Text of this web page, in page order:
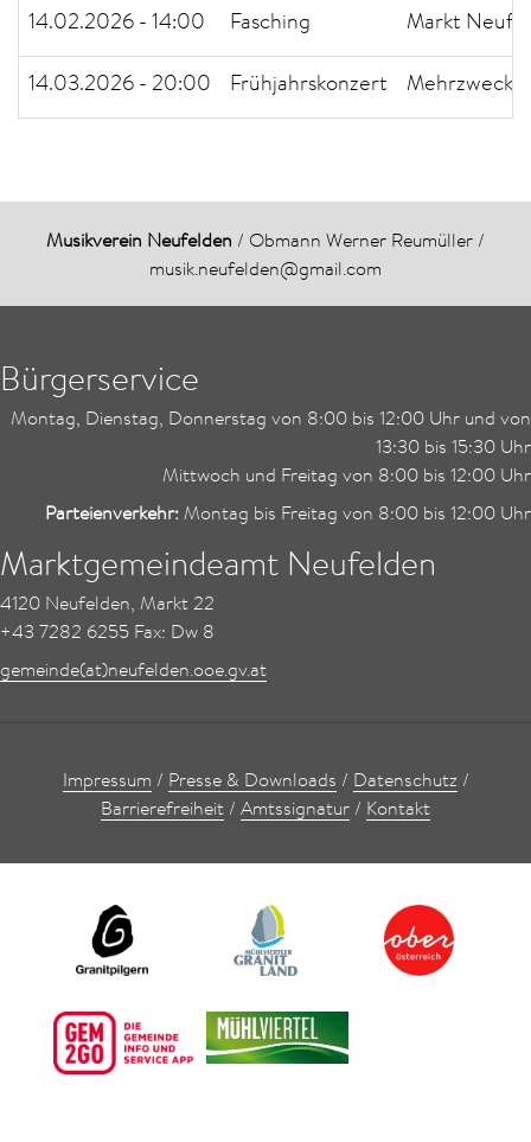
14.02.2026 - 14:00 Fasching Markt
14.03.2026 - 20:00 Frühjahrskonzert
Musikverein Neufelden / Obmann Werner Reumüller /
musik.neufelden@gmail.com
Bürgerservice
Montag, Dienstag, Donnerstag von 8:00 bis 12:00 Uhr und von
13:30 bis 15:30 Uhr
Mittwoch und Freitag von 8:00 bis 12:00 Uhr
Parteienverkehr: Montag bis Freitag von 8:00 bis 12:00 Uhr
Marktgemeindeamt Neufelden
4120 Neufelden, Markt 22
+43 7282 6255 Fax: Dw 8
gemeinde(at)neufelden.ooe.gv.at
Impressum / Presse & Downloads / Datenschutz /
Barrierefreiheit / Amtssignatur / Kontakt